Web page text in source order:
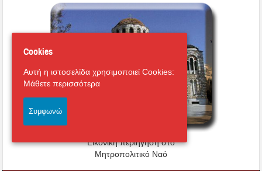
Εικονική περιήγηση στο
Μητροπολιτικό Ναό
Cookies
Αυτή η ιστοσελίδα χρησιμοποιεί Cookies:
Μάθετε περισσότερα
Συμφωνώ